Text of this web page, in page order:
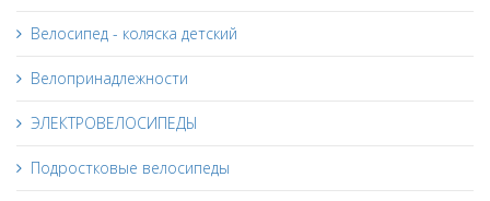
Велосипед - коляска детский
Велопринадлежности
ЭЛЕКТРОВЕЛОСИПЕДЫ
Подростковые велосипеды